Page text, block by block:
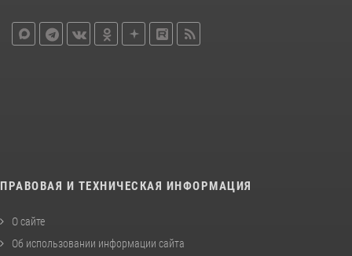
ПРАВОВАЯ И ТЕХНИЧЕСКАЯ ИНФОРМАЦИЯ
О сайте
Об использовании информации сайта